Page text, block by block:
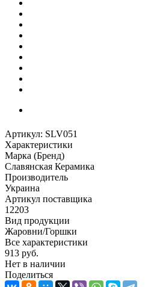
Артикул: SLV051
Характеристики
Марка (Бренд)
Славянская Керамика
Производитель
Украина
Артикул поставщика
12203
Вид продукции
Жаровни/Горшки
Все характеристики
913 руб.
Нет в наличии
Поделиться